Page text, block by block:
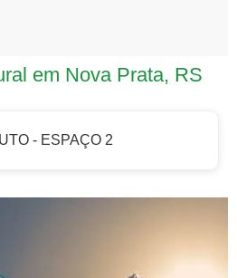
em Nova Prata, RS
- ESPAÇO 2